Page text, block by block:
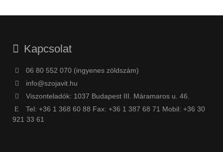
Kapcsolat
06 80 552 070 (ingyenes zöldszám)
info@szojavit.hu
Viszonteladók: 1037 Budapest III. Máramaros u. 46.
Tel: +36 1 368 60 88 Fax: +36 1 387 68 71 Mobil: +36 30
921 33 61